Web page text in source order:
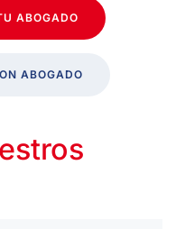
ABOGADO
ABOGADO